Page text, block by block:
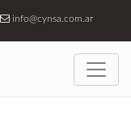
info@cynsa.com.ar